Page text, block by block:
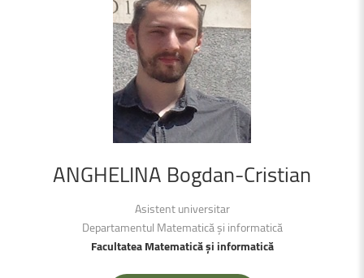
ANGHELINA Bogdan-Cristian
Asistent universitar
Departamentul Matematică și informatică
Facultatea Matematică și informatică